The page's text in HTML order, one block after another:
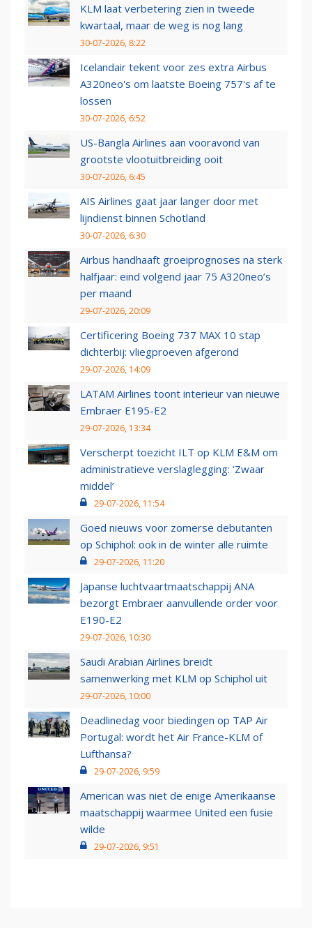
KLM laat verbetering zien in tweede
kwartaal, maar de weg is nog lang
30-07-2026, 8:22
Icelandair tekent voor zes extra Airbus
A320neo's om laatste Boeing 757's af te
lossen
30-07-2026, 6:52
US-Bangla Airlines aan vooravond van
grootste vlootuitbreiding ooit
30-07-2026, 6:45
AIS Airlines gaat jaar langer door met
lijndienst binnen Schotland
30-07-2026, 6:30
Airbus handhaaft groeiprognoses na sterk
halfjaar: eind volgend jaar 75 A320neo’s
per maand
29-07-2026, 20:09
Certificering Boeing 737 MAX 10 stap
dichterbij: vliegproeven afgerond
29-07-2026, 14:09
LATAM Airlines toont interieur van nieuwe
Embraer E195-E2
29-07-2026, 13:34
Verscherpt toezicht ILT op KLM E&M om
administratieve verslaglegging: ‘Zwaar
middel’
29-07-2026, 11:54
Goed nieuws voor zomerse debutanten
op Schiphol: ook in de winter alle ruimte
29-07-2026, 11:20
Japanse luchtvaartmaatschappij ANA
bezorgt Embraer aanvullende order voor
E190-E2
29-07-2026, 10:30
Saudi Arabian Airlines breidt
samenwerking met KLM op Schiphol uit
29-07-2026, 10:00
Deadlinedag voor biedingen op TAP Air
Portugal: wordt het Air France-KLM of
Lufthansa?
29-07-2026, 9:59
American was niet de enige Amerikaanse
maatschappij waarmee United een fusie
wilde
29-07-2026, 9:51